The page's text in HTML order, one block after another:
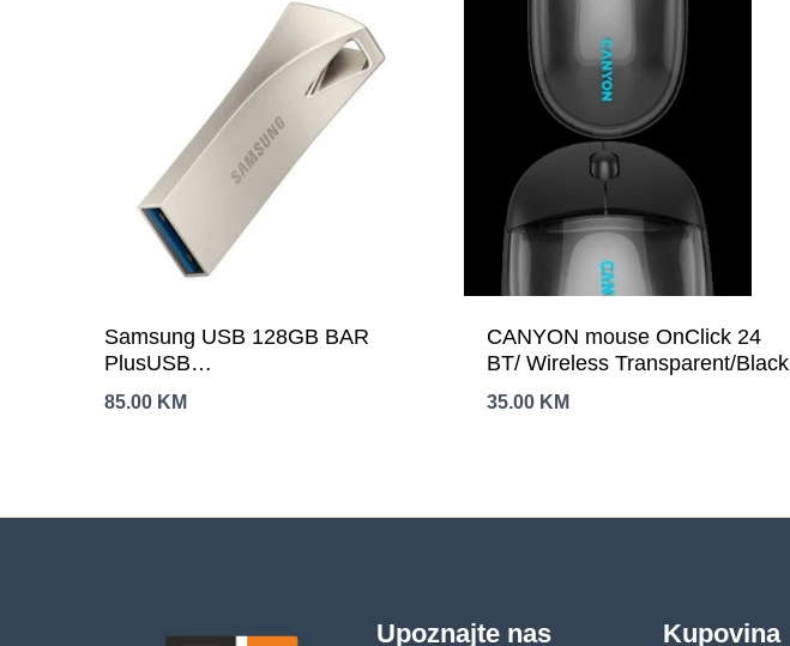
Samsung USB 128GB BAR
PlusUSB
3.2,Waterproof,Goldplatinum
85.00 KM
CANYON mouse OnClick 24
BT/ Wireless Transparent/Black
35.00 KM
Upoznajte nas Kupovina